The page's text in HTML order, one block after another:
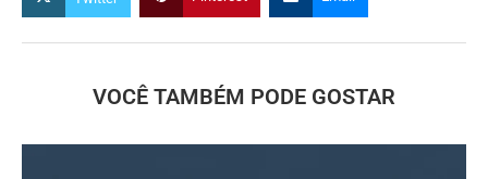
VOCÊ TAMBÉM PODE GOSTAR